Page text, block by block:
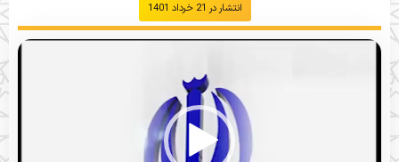
انتشار در 21 خرداد 1401
ویدیو